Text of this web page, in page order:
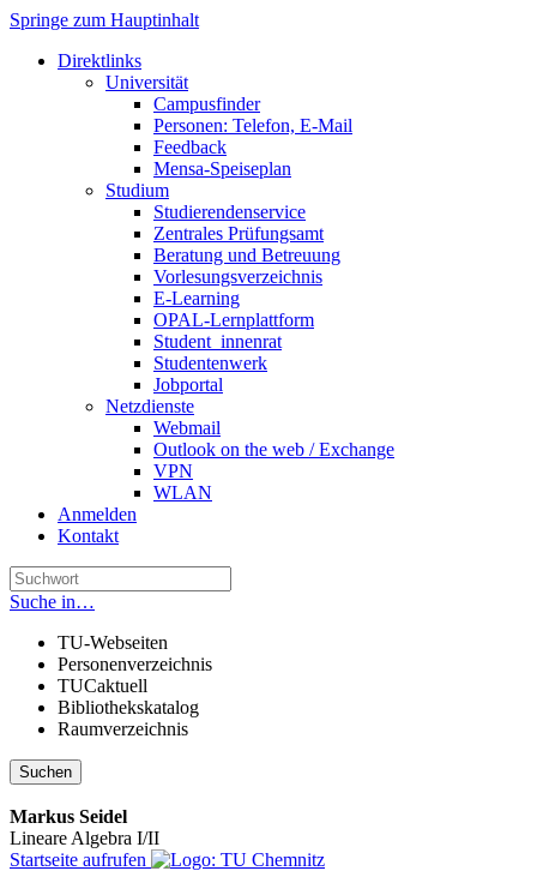
Springe zum Hauptinhalt
Direktlinks
Universität
Campusfinder
Personen: Telefon, E-Mail
Feedback
Mensa-Speiseplan
Studium
Studierendenservice
Zentrales Prüfungsamt
Beratung und Betreuung
Vorlesungsverzeichnis
E-Learning
OPAL-Lernplattform
Student_innenrat
Studentenwerk
Jobportal
Netzdienste
Webmail
Outlook on the web / Exchange
VPN
WLAN
Anmelden
Kontakt
Suche in…
TU-Webseiten
Personenverzeichnis
TUCaktuell
Bibliothekskatalog
Raumverzeichnis
Suchen
Markus Seidel
Lineare Algebra I/II
Startseite aufrufen